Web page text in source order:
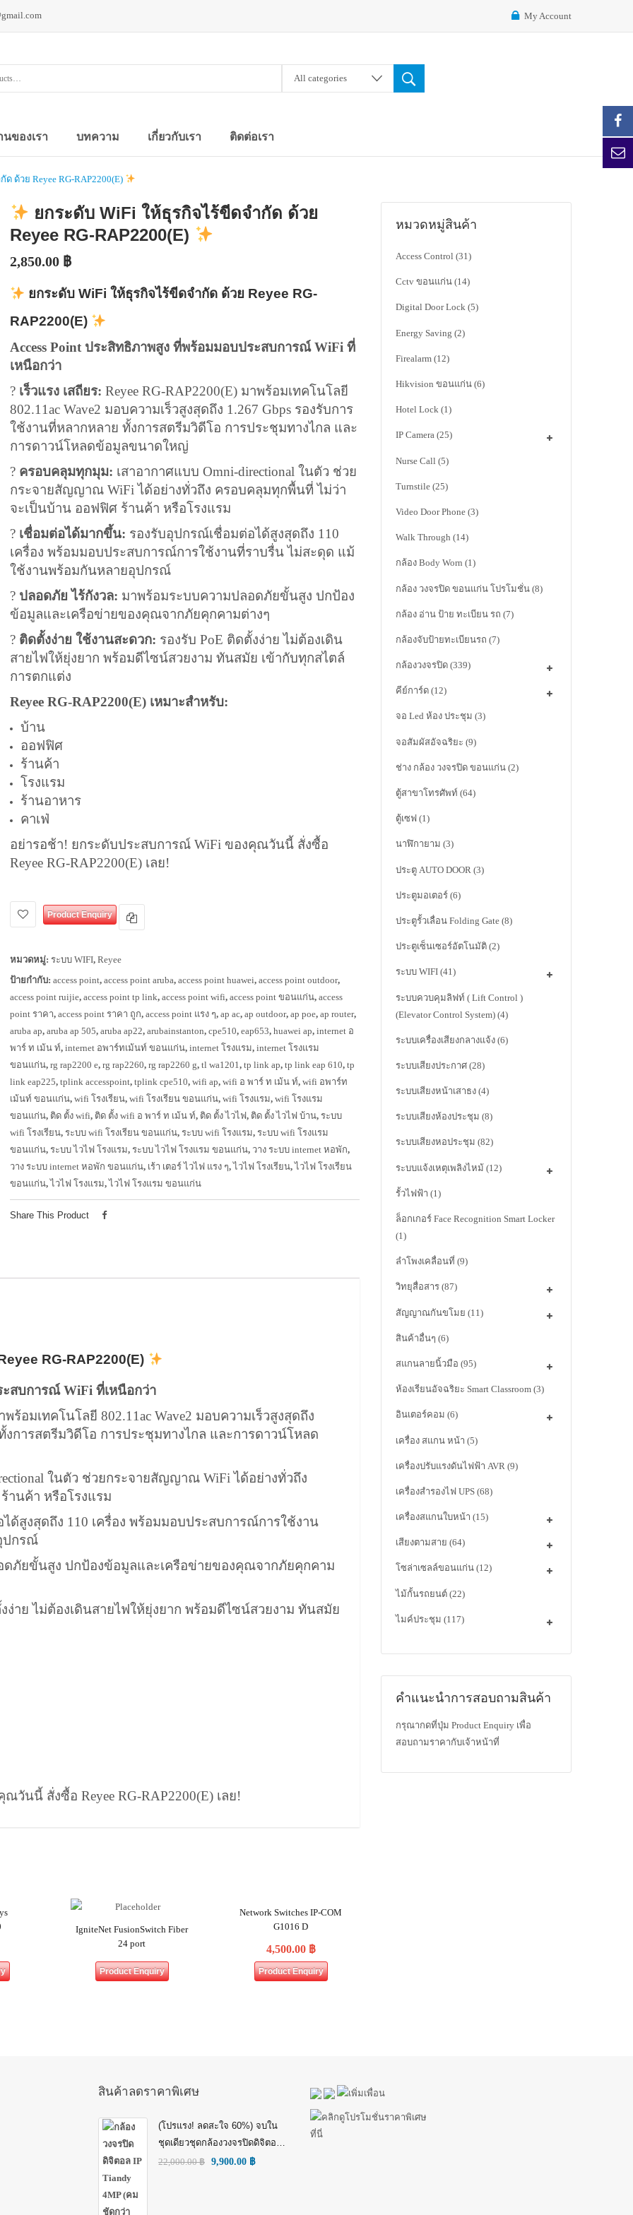
My Account
All categories
นของเรา บทความ เกี่ยวกับเรา ติดต่อเรา
ด้วย Reyee RG-RAP2200(E)
ยกระดับ WiFi ให้ธุรกิจไร้ขีดจำกัด ด้วย
Reyee RG-RAP2200(E)
2,850.00 ฿
ยกระดับ WiFi ให้ธุรกิจไร้ขีดจำกัด ด้วย Reyee RG-
RAP2200(E)
Access Point ประสิทธิภาพสูง ที่พร้อมมอบประสบการณ์ WiFi ที่
เหนือกว่า
? เร็วแรง เสถียร: Reyee RG-RAP2200(E) มาพร้อมเทคโนโลยี
802.11ac Wave2 มอบความเร็วสูงสุดถึง 1.267 Gbps รองรับการ
ใช้งานที่หลากหลาย ทั้งการสตรีมวิดีโอ การประชุมทางไกล และ
การดาวน์โหลดข้อมูลขนาดใหญ่
? ครอบคลุมทุกมุม: เสาอากาศแบบ Omni-directional ในตัว ช่วย
กระจายสัญญาณ WiFi ได้อย่างทั่วถึง ครอบคลุมทุกพื้นที่ ไม่ว่า
จะเป็นบ้าน ออฟฟิศ ร้านค้า หรือโรงแรม
? เชื่อมต่อได้มากขึ้น: รองรับอุปกรณ์เชื่อมต่อได้สูงสุดถึง 110
เครื่อง พร้อมมอบประสบการณ์การใช้งานที่ราบรื่น ไม่สะดุด แม้
ใช้งานพร้อมกันหลายอุปกรณ์
?️ ปลอดภัย ไร้กังวล: มาพร้อมระบบความปลอดภัยขั้นสูง ปกป้อง
ข้อมูลและเครือข่ายของคุณจากภัยคุกคามต่างๆ
? ติดตั้งง่าย ใช้งานสะดวก: รองรับ PoE ติดตั้งง่าย ไม่ต้องเดิน
สายไฟให้ยุ่งยาก พร้อมดีไซน์สวยงาม ทันสมัย เข้ากับทุกสไตล์
การตกแต่ง
Reyee RG-RAP2200(E) เหมาะสำหรับ:
บ้าน
ออฟฟิศ
ร้านค้า
โรงแรม
ร้านอาหาร
คาเฟ่
อย่ารอช้า! ยกระดับประสบการณ์ WiFi ของคุณวันนี้ สั่งซื้อ
Reyee RG-RAP2200(E) เลย!
Product Enquiry
หมวดหมู่: ระบบ WIFI, Reyee
ป้ายกำกับ: access point, access point aruba, access point huawei, access point outdoor,
access point ruijie, access point tp link, access point wifi, access point ขอนแก่น, access
point ราคา, access point ราคา ถูก, access point แรง ๆ, ap ac, ap outdoor, ap poe, ap router,
aruba ap, aruba ap 505, aruba ap22, arubainstanton, cpe510, eap653, huawei ap, internet อ
พาร์ ท เม้น ท์, internet อพาร์ทเม้นท์ ขอนแก่น, internet โรงแรม, internet โรงแรม
ขอนแก่น, rg rap2200 e, rg rap2260, rg rap2260 g, tl wa1201, tp link ap, tp link eap 610, tp
link eap225, tplink accesspoint, tplink cpe510, wifi ap, wifi อ พาร์ ท เม้น ท์, wifi อพาร์ท
เม้นท์ ขอนแก่น, wifi โรงเรียน, wifi โรงเรียน ขอนแก่น, wifi โรงแรม, wifi โรงแรม
ขอนแก่น, ติด ตั้ง wifi, ติด ตั้ง wifi อ พาร์ ท เม้น ท์, ติด ตั้ง ไวไฟ, ติด ตั้ง ไวไฟ บ้าน, ระบบ
wifi โรงเรียน, ระบบ wifi โรงเรียน ขอนแก่น, ระบบ wifi โรงแรม, ระบบ wifi โรงแรม
ขอนแก่น, ระบบ ไวไฟ โรงแรม, ระบบ ไวไฟ โรงแรม ขอนแก่น, วาง ระบบ internet หอพัก,
วาง ระบบ internet หอพัก ขอนแก่น, เร้า เตอร์ ไวไฟ แรง ๆ,ไวไฟ โรงเรียน,ไวไฟ โรงเรียน
ขอนแก่น,ไวไฟ โรงแรม,ไวไฟ โรงแรม ขอนแก่น
Share This Product
RG-RAP2200(E)
ะสบการณ์ WiFi ที่เหนือกว่า
พร้อมเทคโนโลยี 802.11ac Wave2 มอบความเร็วสูงสุดถึง
งการสตรีมวิดีโอ การประชุมทางไกล และการดาวน์โหลด
ในตัว ช่วยกระจายสัญญาณ WiFi ได้อย่างทั่วถึง
านค้า หรือโรงแรม
ด้สูงสุดถึง 110 เครื่อง พร้อมมอบประสบการณ์การใช้งาน
ปกรณ์
ดภัยขั้นสูง ปกป้องข้อมูลและเครือข่ายของคุณจากภัยคุกคาม
ง่าย ไม่ต้องเดินสายไฟให้ยุ่งยาก พร้อมดีไซน์สวยงาม ทันสมัย
นนี้ สั่งซื้อ Reyee RG-RAP2200(E) เลย!
IgniteNet FusionSwitch Fiber
24 port
Product Enquiry
Network Switches IP-COM
G1016 D
4,500.00 ฿
Product Enquiry
หมวดหมู่สินค้า
Access Control (31)
Cctv ขอนแก่น (14)
Digital Door Lock (5)
Energy Saving (2)
Firealarm (12)
Hikvision ขอนแก่น (6)
Hotel Lock (1)
IP Camera (25)
Nurse Call (5)
Turnstile (25)
Video Door Phone (3)
Walk Through (14)
กล้อง Body Worn (1)
กล้อง วงจรปิด ขอนแก่น โปรโมชั่น (8)
กล้อง อ่าน ป้าย ทะเบียน รถ (7)
กล้องจับป้ายทะเบียนรถ (7)
กล้องวงจรปิด (339)
คีย์การ์ด (12)
จอ Led ห้อง ประชุม (3)
จอสัมผัสอัจฉริยะ (9)
ช่าง กล้อง วงจรปิด ขอนแก่น (2)
ตู้สาขาโทรศัพท์ (64)
ตู้เซฟ (1)
นาฬิกายาม (3)
ประตู AUTO DOOR (3)
ประตูมอเตอร์ (6)
ประตูรั้วเลื่อน Folding Gate (8)
ประตูเซ็นเซอร์อัตโนมัติ (2)
ระบบ WIFI (41)
ระบบควบคุมลิฟท์ ( Lift Control )
(Elevator Control System) (4)
ระบบเครื่องเสียงกลางแจ้ง (6)
ระบบเสียงประกาศ (28)
ระบบเสียงหน้าเสาธง (4)
ระบบเสียงห้องประชุม (8)
ระบบเสียงหอประชุม (82)
ระบบแจ้งเหตุเพลิงไหม้ (12)
รั้วไฟฟ้า (1)
ล็อกเกอร์ Face Recognition Smart Locker
(1)
ลำโพงเคลื่อนที่ (9)
วิทยุสื่อสาร (87)
สัญญาณกันขโมย (11)
สินค้าอื่นๆ (6)
สแกนลายนิ้วมือ (95)
ห้องเรียนอัจฉริยะ Smart Classroom (3)
อินเตอร์คอม (6)
เครื่อง สแกน หน้า (5)
เครื่องปรับแรงดันไฟฟ้า AVR (9)
เครื่องสำรองไฟ UPS (68)
เครื่องสแกนใบหน้า (15)
เสียงตามสาย (64)
โซล่าเซลล์ขอนแก่น (12)
ไม้กั้นรถยนต์ (22)
ไมค์ประชุม (117)
คำแนะนำการสอบถามสินค้า
กรุณากดที่ปุ่ม Product Enquiry เพื่อ
สอบถามราคากับเจ้าหน้าที่
สินค้าลดราคาพิเศษ
(โปรแรง! ลดสะใจ 60%) จบใน
ชุดเดียวชุดกล้องวงจรปิดดิจิตอล
IP Tiandy 4MP (คมชัดกว่า Full
22,000.00฿ 9,900.00 ฿